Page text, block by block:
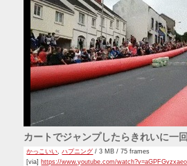
カートでジャンプしたらきれいに一
かっこいい ,ハプニング / 3 MB / 75 frames
[via] https://www.youtube.com/watch?v=aGPFGvzxaeo